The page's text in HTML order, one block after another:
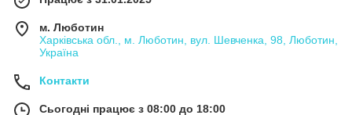
м. Люботин
Харківська обл., м. Люботин, вул. Шевченка, 98, Люботин,
Україна
Контакти
Сьогодні працює з 08:00 до 18:00